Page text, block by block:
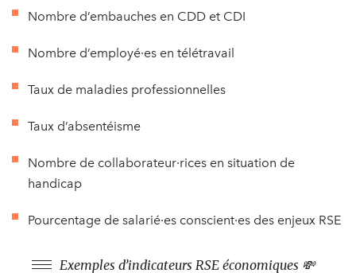
Nombre d’embauches en CDD et CDI
Nombre d’employé·es en télétravail
Taux de maladies professionnelles
Taux d’absentéisme
Nombre de collaborateur·rices en situation de
handicap
Pourcentage de salarié·es conscient·es des enjeux RSE
Exemples d’indicateurs RSE économiques 💸